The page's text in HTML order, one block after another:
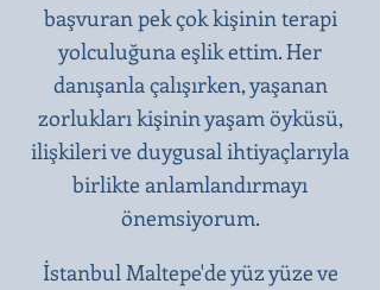
başvuran pek çok kişinin terapi
yolculuğuna eşlik ettim. Her
danışanla çalışırken, yaşanan
zorlukları kişinin yaşam öyküsü,
ilişkileri ve duygusal ihtiyaçlarıyla
birlikte anlamlandırmayı
önemsiyorum.
İstanbul Maltepe'de yüz yüze ve